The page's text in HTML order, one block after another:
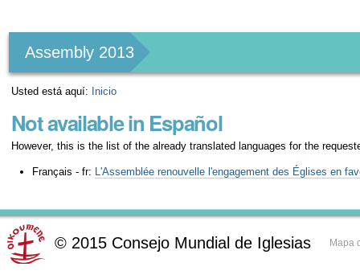
Personales
Assembly 2013
Usted está aquí: Inicio
Not available in Español
However, this is the list of the already translated languages for the
Français - fr: L'Assemblée renouvelle l'engagement des Églises en
© 2015 Consejo Mundial de Iglesias Mapa